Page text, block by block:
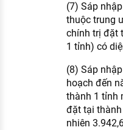
(7) Sáp
thuộc trung
chính trị đặt
1 tỉnh) có
(8) Sáp
hoạch đến
thành 1 tỉnh
đặt tại
nhiên